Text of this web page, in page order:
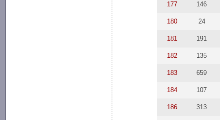
177 146
180 24
181 191
182 135
183 659
184 107
186 313